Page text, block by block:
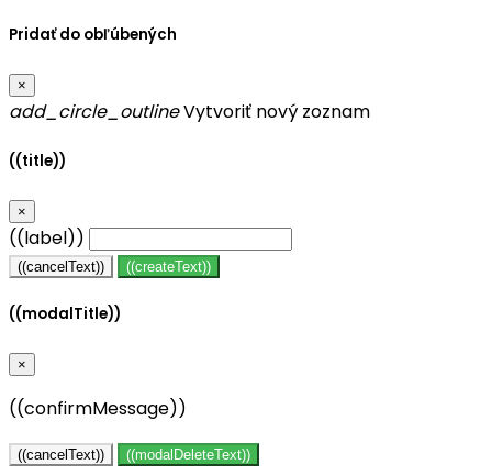
Pridať do obľúbených
×
add_circle_outlineVytvoriť nový zoznam
((title))
×
((label))
((cancelText)) ((createText))
((modalTitle))
×
((confirmMessage))
((cancelText)) ((modalDeleteText))